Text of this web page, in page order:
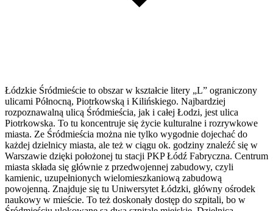
Łódzkie Śródmieście to obszar w kształcie litery „L” ograniczony
ulicami Północną, Piotrkowską i Kilińskiego. Najbardziej
rozpoznawalną ulicą Śródmieścia, jak i całej Łodzi, jest ulica
Piotrkowska. To tu koncentruje się życie kulturalne i rozrywkowe
miasta. Ze Śródmieścia można nie tylko wygodnie dojechać do
każdej dzielnicy miasta, ale też w ciągu ok. godziny znaleźć się w
Warszawie dzięki położonej tu stacji PKP Łódź Fabryczna. Centrum
miasta składa się głównie z przedwojennej zabudowy, czyli
kamienic, uzupełnionych wielomieszkaniową zabudową
powojenną. Znajduje się tu Uniwersytet Łódzki, główny ośrodek
naukowy w mieście. To też doskonały dostęp do szpitali, bo w